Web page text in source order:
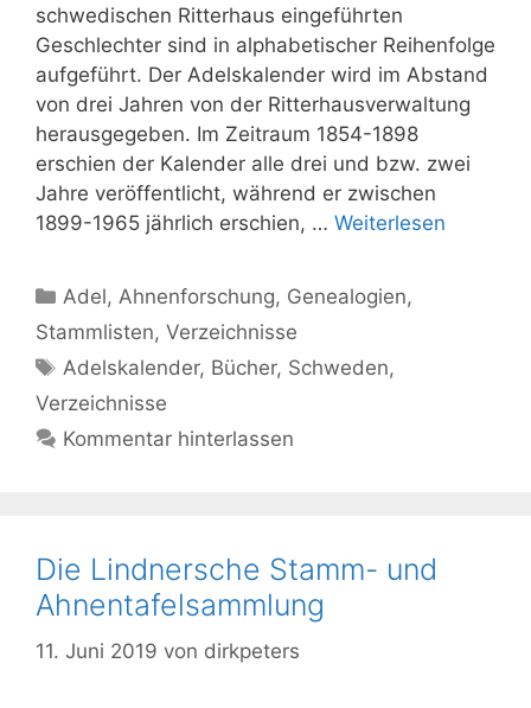
schwedischen Ritterhaus eingeführten
Geschlechter sind in alphabetischer Reihenfolge
aufgeführt. Der Adelskalender wird im Abstand
von drei Jahren von der Ritterhausverwaltung
herausgegeben. Im Zeitraum 1854-1898
erschien der Kalender alle drei und bzw. zwei
Jahre veröffentlicht, während er zwischen
1899-1965 jährlich erschien, … Weiterlesen
Kategorien
Adel,Ahnenforschung, Genealogien,
Stammlisten, Verzeichnisse
Schlagwörter
Adelskalender, Bücher, Schweden,
Verzeichnisse
Kommentar hinterlassen
Die Lindnersche Stamm- und
Ahnentafelsammlung
11. Juni 2019 von dirkpeters